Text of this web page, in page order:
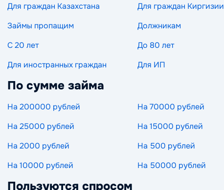
Для граждан Казахстана
Для граждан Киргизии
Займы пропащим
Должникам
С 20 лет
До 80 лет
Для иностранных граждан
Для ИП
По сумме займа
На 200000 рублей На 70000 рублей
На 25000 рублей
На 15000 рублей
На 2000 рублей
На 500 рублей
На 10000 рублей
На 50000 рублей
Пользуются спросом